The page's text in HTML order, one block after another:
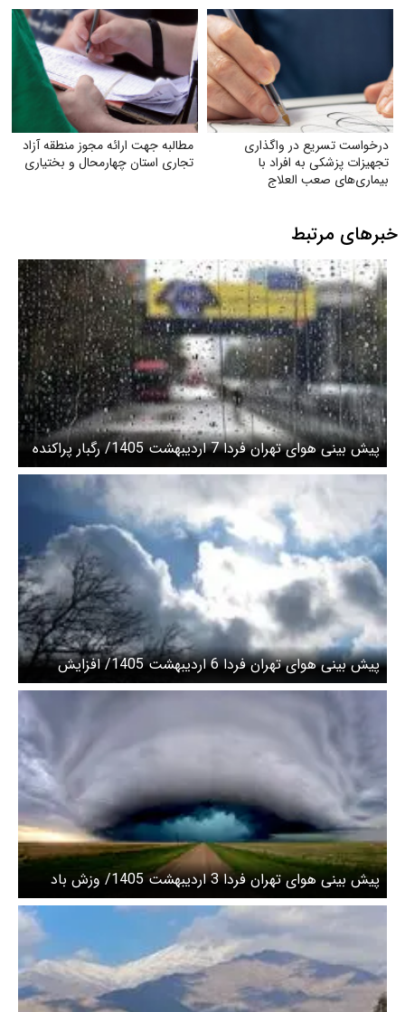
درخواست تسریع در واگذاری
تجهیزات پزشکی به افراد با
بیماری‌های صعب العلاج
مطالبه جهت ارائه مجوز منطقه آزاد
تجاری استان چهارمحال و بختیاری
خبرهای مرتبط
پیش بینی هوای تهران فردا 7 اردیبهشت 1405/ رگبار پراکنده
و افزایش باد
پیش بینی هوای تهران فردا 6 اردیبهشت 1405/ افزایش
وزش باد و بارش باران
پیش بینی هوای تهران فردا 3 اردیبهشت 1405/ وزش باد
شدید